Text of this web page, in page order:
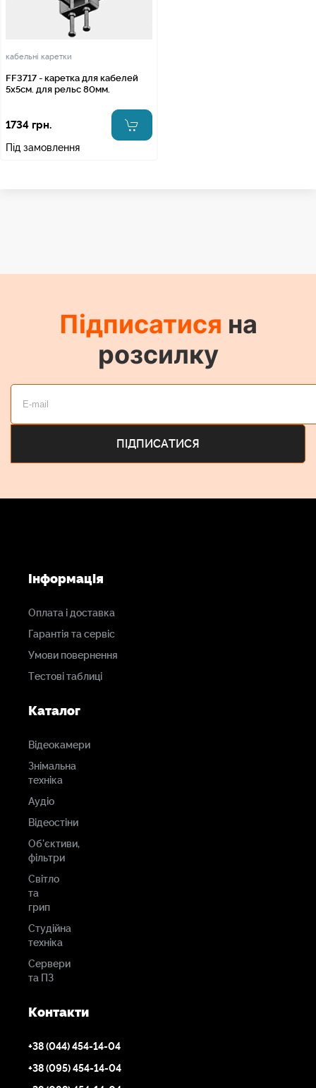
кабельні каретки
FF3717 - каретка для кабелей
5х5см. для рельс 80мм.
1734 грн.
Під замовлення
Підписатися на
розсилку
Інформація
Оплата і доставка
Гарантія та сервіс
Умови повернення
Тестові таблиці
Каталог
Відеокамери
Знімальна
техніка
Аудіо
Відеостіни
Об'єктиви,
фільтри
Світло
та
грип
Студійна
техніка
Сервери
та ПЗ
Контакти
+38 (044) 454-14-04
+38 (095) 454-14-04